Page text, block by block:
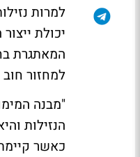
יכולת
המאתגרת
למחזור
"מבנה
הנזילות
כאשר